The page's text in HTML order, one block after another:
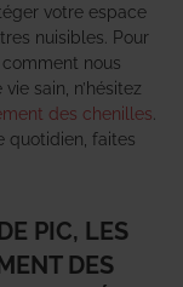
votre espace
nuisibles. Pour
nous
sain, n’hésitez
des chenilles
quotidien, faites
PIC, LES
DES